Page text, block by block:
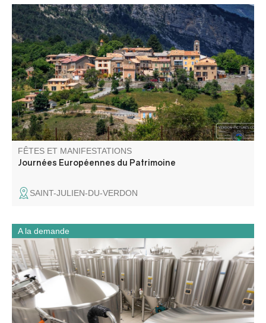
Exposition de photos anciennes et visite du village de
Saint-Julien-du-Verdon dans le cadre des Journées
européennes du patrimoine.
FÊTES ET MANIFESTATIONS
Journées Européennes du Patrimoine
SAINT-JULIEN-DU-VERDON
La Brasserie Cordœil élabore, depuis 2006, des bières
naturelles biologiques. Elle propose la visite de son atelier
de production des bières biologiques suivie d'une
dégustation de bières et sodas.
A la demande